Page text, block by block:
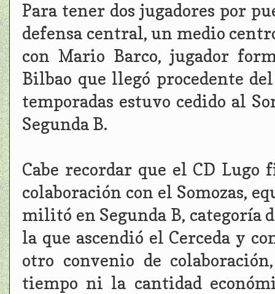
Para tener dos jugadores por
defensa central, un medio
con Mario Barco, jugador
Bilbao que llegó procedente
temporadas estuvo cedido al
Segunda B.
Cabe recordar que el CD Lugo
colaboración con el Somozas,
militó en Segunda B, categoría
la que ascendió el Cerceda y
otro convenio de
tiempo ni la cantidad